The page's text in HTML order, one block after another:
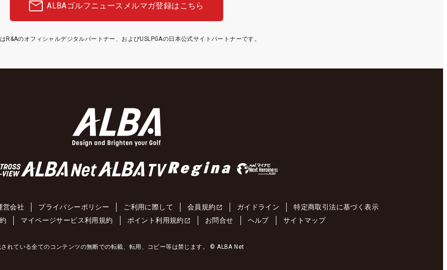
ALBAゴルフニュース メルマガ登録はこちら
R&Aのオフィシャルデジタルパートナー、およびUSLPGAの日本公式サイトパートナーです。
営会社 プライバシーポリシー ご利用に際して 会員規約 ガイドライン
特定商取引法に基づく表示
マイページサービス利用規約 ポイント利用規約 お問合せ ヘルプ サイトマップ
されている全てのコンテンツの無断での転載、転用、コピー等は禁じます。 © ALBA Net